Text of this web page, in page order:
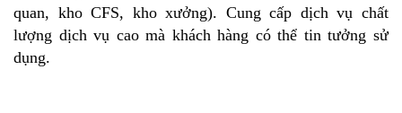
quan, kho CFS, kho xưởng). Cung cấp dịch vụ chất
lượng dịch vụ cao mà khách hàng có thể tin tưởng sử
dụng.